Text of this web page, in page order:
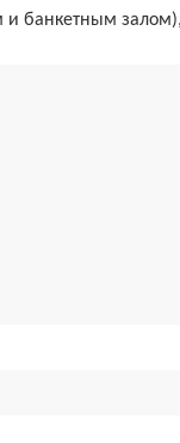
и банкетным залом),